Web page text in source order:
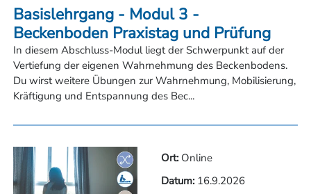
Basislehrgang - Modul 3 -
Beckenboden Praxistag und Prüfung
In diesem Abschluss-Modul liegt der Schwerpunkt auf der
Vertiefung der eigenen Wahrnehmung des Beckenbodens.
Du wirst weitere Übungen zur Wahrnehmung, Mobilisierung,
Kräftigung und Entspannung des Bec...
Ort: Online
Datum: 16.9.2026